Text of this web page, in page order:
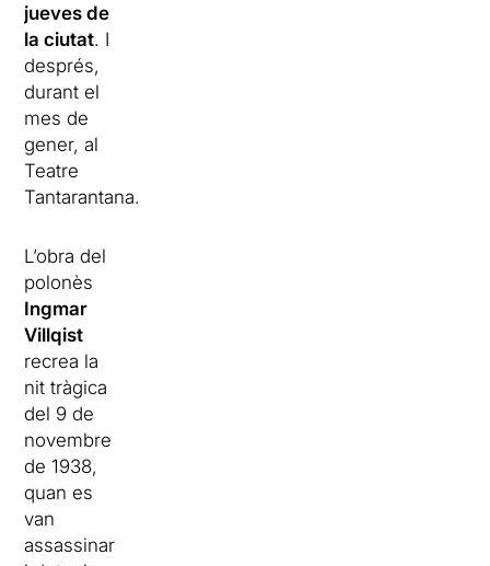
jueves de
la ciutat. I
després,
durant el
mes de
gener, al
Teatre
Tantarantana.
L’obra del
polonès
Ingmar
Villqist
recrea la
nit tràgica
del 9 de
novembre
de 1938,
quan es
van
assassinar